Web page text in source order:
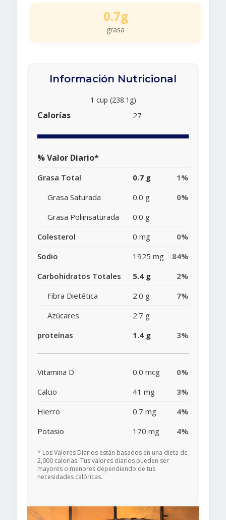
0.7g
grasa
Información Nutricional
1 cup (238.1g)
Calorías 27
% Valor Diario*
Grasa Total 0.7 g
1%
Grasa Saturada
0.0 g
0%
Grasa Poliinsaturada
0.0 g
Colesterol
0 mg
0%
Sodio
1925 mg
84%
Carbohidratos Totales
5.4 g
2%
Fibra Dietética
2.0 g
7%
Azúcares
2.7 g
proteínas
1.4 g 3%
Vitamina D 0.0 mcg
0%
Calcio
41 mg
3%
Hierro
0.7 mg
4%
Potasio
170 mg 4%
* Los Valores Diarios están basados en una dieta de
2,000 calorías. Tus valores diarios pueden ser
mayores o menores dependiendo de tus
necesidades calóricas.